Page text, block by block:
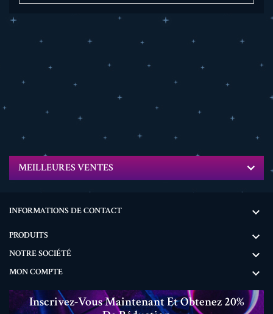
MEILLEURES VENTES
INFORMATIONS DE CONTACT 
PRODUITS 
NOTRE SOCIÉTÉ 
MON COMPTE 
Inscrivez-Vous Maintenant Et Obtenez 20%